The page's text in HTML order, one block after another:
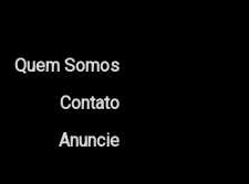
Quem Somos
Contato
Anuncie